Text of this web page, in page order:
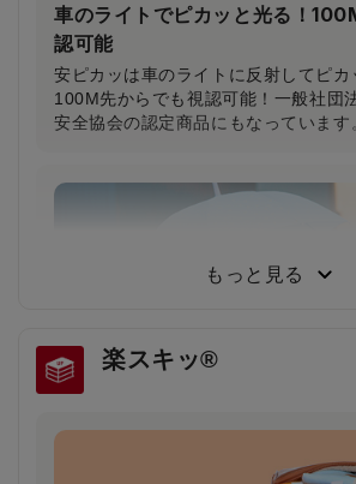
車のライトでピカッと光る！
認可能
安ピカッは車のライトに反射してピカ
100M先からでも視認可能！一般社団
安全協会の認定商品にもなっています
もっと見る
楽スキッ®